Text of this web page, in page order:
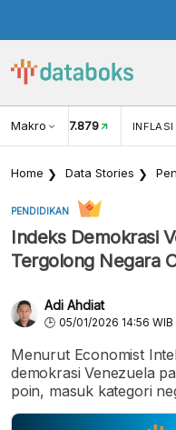
Makro
USD/IDR 17.879 INFLASI
Home Data Stories
PENDIDIKAN
Indeks Demokrasi
Tergolong Negara
Adi Ahdiat
05/01/2026 14:56 WIB
Menurut Economist
demokrasi Venezuela
poin, masuk kategori